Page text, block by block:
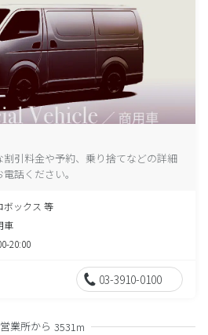
引料金や予約、乗り捨てなどの詳細
話ください。
ボックス 等
車
20:00
03-3910-0100
業所から 3531m